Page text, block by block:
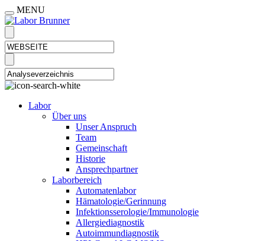
MENU
Labor
Über uns
Unser Anspruch
Team
Gemeinschaft
Historie
Ansprechpartner
Laborbereich
Automatenlabor
Hämatologie/Gerinnung
Infektionsserologie/Immunologie
Allergiediagnostik
Autoimmundiagnostik